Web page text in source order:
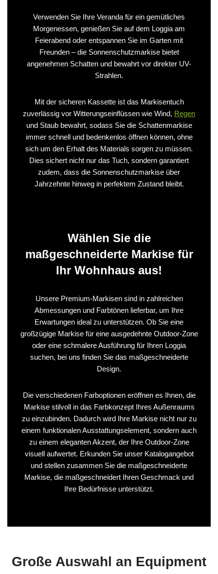
Verwenden Sie Ihre Veranda für ein gemütliches
Morgenessen, genießen Sie auf dem Loggia am
Feierabend oder entspannen Sie im Garten mit
Freunden – die Sonnenschutzmarkise bietet
angenehmen Schatten und bewahrt vor direkter UV-
Strahlen.
Mit der sicheren Kassette ist das Markisentuch
zuverlässig vor Witterungseinflüssen wie Wind, Regen
und Staub bewahrt, sodass Sie die Schattenmarkise
immer schnell und bedenkenlos öffnen können, ohne
sich um den Erhalt des Materials sorgen zu müssen.
Dies sichert nicht nur das Tuch, sondern garantiert
zudem, dass die Sonnenschutzmarkise über
Jahrzehnte hinweg in perfektem Zustand bleibt.
Wählen Sie die
maßgeschneiderte Markise für
Ihr Wohnhaus aus!
Unsere Premium-Markisen sind in zahlreichen
Abmessungen und Farbtönen lieferbar, um Ihre
Erwartungen ideal zu unterstützen. Ob Sie eine
großzügige Markise für eine ausgedehnte Outdoor-Zone
oder eine schmalere Ausführung für Ihren Loggia
suchen, bei uns finden Sie das maßgeschneiderte
Design.
Die verschiedenen Farboptionen eröffnen es Ihnen, die
Markise stilvoll in das Farbkonzept Ihres Außenraums
zu einzubinden. Dadurch wird Ihre Markise nicht nur zu
einem funktionalen Ausstattungselement, sondern auch
zu einem eleganten Akzent, der Ihre Outdoor-Zone
visuell aufwertet. Erkunden Sie unser Katalogangebot
und stellen zusammen Sie die maßgeschneiderte
Markise, die maßgeschneidert Ihren Geschmack und
Ihre Bedürfnisse unterstützt.
Große Auswahl an Equipment